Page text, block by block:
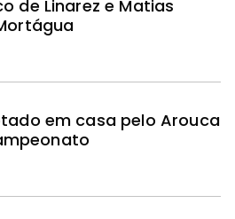
de Linarez e Matias
em casa pelo Arouca